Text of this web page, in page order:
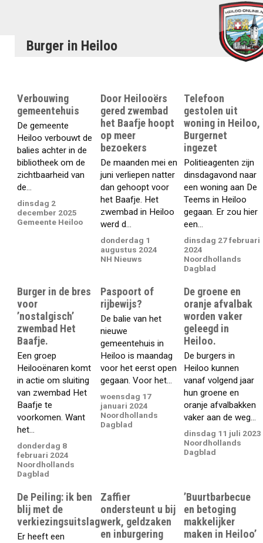
Burger in Heiloo
Verbouwing
gemeentehuis
De gemeente
Heiloo verbouwt de
balies achter in de
bibliotheek om de
zichtbaarheid van
de...
dinsdag 2
december 2025
Gemeente Heiloo
Door Heilooërs
gered zwembad
het Baafje hoopt
op meer
bezoekers
De maanden mei en
juni verliepen natter
dan gehoopt voor
het Baafje. Het
zwembad in Heiloo
werd d...
donderdag 1
augustus 2024
NH Nieuws
Telefoon
gestolen uit
woning in Heiloo,
Burgernet
ingezet
Politieagenten zijn
dinsdagavond naar
een woning aan De
Teems in Heiloo
gegaan. Er zou hier
een...
dinsdag 27 februari
2024
Noordhollands
Dagblad
Burger in de bres
voor
’nostalgisch’
zwembad Het
Baafje.
Een groep
Heilooënaren komt
in actie om sluiting
van zwembad Het
Baafje te
voorkomen. Want
het...
donderdag 8
februari 2024
Noordhollands
Dagblad
Paspoort of
rijbewijs?
De balie van het
nieuwe
gemeentehuis in
Heiloo is maandag
voor het eerst open
gegaan. Voor het...
woensdag 17
januari 2024
Noordhollands
Dagblad
De groene en
oranje afvalbak
worden vaker
geleegd in
Heiloo.
De burgers in
Heiloo kunnen
vanaf volgend jaar
hun groene en
oranje afvalbakken
vaker aan de weg...
dinsdag 11 juli 2023
Noordhollands
Dagblad
De Peiling: ik ben
blij met de
verkiezingsuitslag
Er heeft een
Zaffier
ondersteunt u bij
werk, geldzaken
en inburgering
’Buurtbarbecue
en betoging
makkelijker
maken in Heiloo’